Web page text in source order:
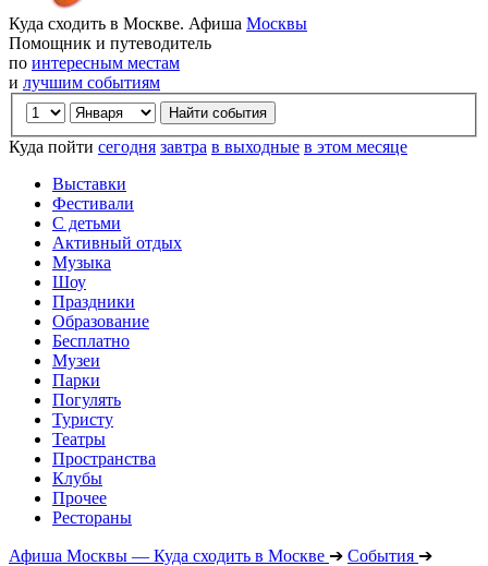
Куда сходить в Москве. Афиша Москвы
Помощник и путеводитель
по интересным местам
и лучшим событиям
Куда пойти сегодня завтра в выходные в этом месяце
Выставки
Фестивали
С детьми
Активный отдых
Музыка
Шоу
Праздники
Образование
Бесплатно
Музеи
Парки
Погулять
Туристу
Театры
Пространства
Клубы
Прочее
Рестораны
Афиша Москвы — Куда сходить в Москве ➔ События ➔